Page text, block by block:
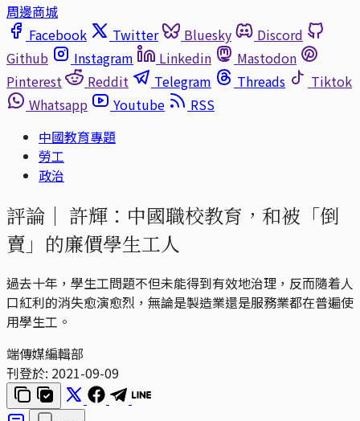
周邊商城
Facebook
Twitter Bluesky
Discord
Github
Instagram Linkedin
Mastodon
Pinterest
Reddit Telegram Threads
Tiktok
Whatsapp
Youtube
RSS
中國教育專題
勞工
政治
評論｜ 許輝：中國職校教育，和被「倒
賣」的廉價學生工人
過去十年，學生工問題不但未能得到有效地治理，反而隨着人
口紅利的消失愈演愈烈，無論是製造業還是服務業都在普遍使
用學生工。
端傳媒編輯部
刊登於: 2021-09-09